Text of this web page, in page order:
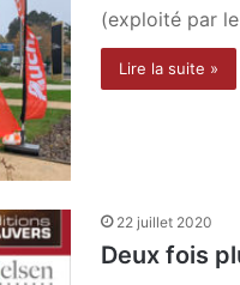
(exploité par
Lire la suite »
22 juillet 2020
Deux fois